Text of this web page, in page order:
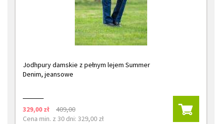
Jodhpury damskie z pełnym lejem Summer
Denim, jeansowe
329,00 zł
409,00
Cena min. z 30 dni: 329,00 zł